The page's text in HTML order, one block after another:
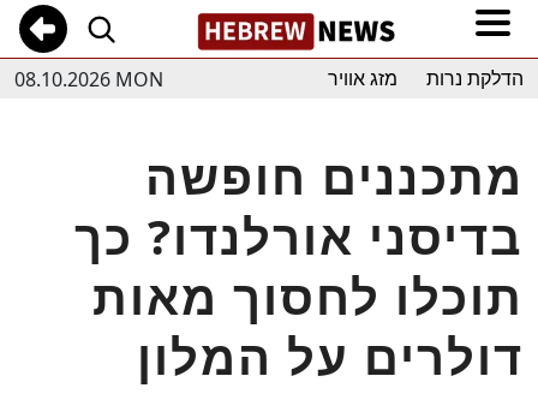
08.10.2026 MON הדלקת נרות מזג אוויר
מתכננים חופשה
בדיסני אורלנדו? כך
תוכלו לחסוך מאות
דולרים על המלון